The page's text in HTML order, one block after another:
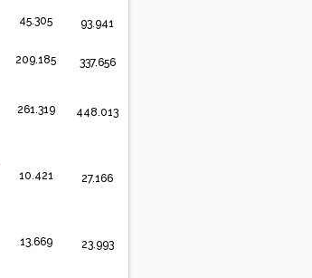
45.305 93.941
209.185 337.656
261.319 448.013
10.421 27.166
13.669 23.993